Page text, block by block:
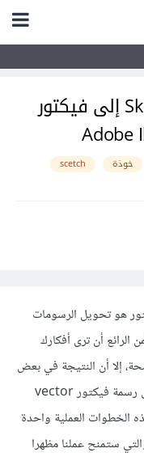
تقنيات لتحويل سكتش Sketch إلى فيكتور
خوذة scetch
هو تحويل الرسومات
أن ترى أفكارك
إلا أن النتيجة في بعض
الأحيان تكون مخيبة للآمال عندما نحصل على رسمة فيكتور vector
الخطوات العملية واحدة
ستمنح عملنا مظهرا